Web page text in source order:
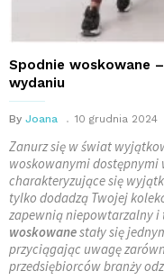
Spodnie woskowane
wydaniu
By Joana 10 grudnia 2024
Zanurz się w świat
woskowanymi dostępnymi
charakteryzujące się
tylko dodadzą Twojej
zapewnią niepowtarzalny i
woskowanestały się
przyciągając uwagę
przedsiębiorców branży